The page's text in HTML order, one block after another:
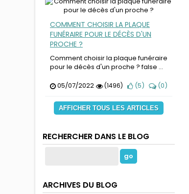
COMMENT CHOISIR LA PLAQUE
FUNÉRAIRE POUR LE DÉCÈS D'UN
PROCHE ?
Comment choisir la plaque funéraire
pour le décès d'un proche ? false ...
05/07/2022
(1496) (5) (0)
AFFICHER TOUS LES ARTICLES
RECHERCHER DANS LE BLOG
ARCHIVES DU BLOG